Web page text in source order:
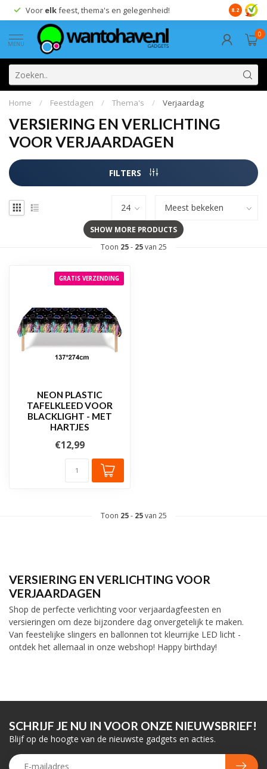
Voor elkfeest, thema's en gelegenheid! 8.2
MENU
0
Home / Feestdagen / Thema's / Verjaardag
VERSIERING EN VERLICHTING
VOOR VERJAARDAGEN
FILTERS
SHOW MORE PRODUCTS
Toon 25- 25van 25
GRATIS VERZENDING
NEON PLASTIC
TAFELKLEED VOOR
BLACKLIGHT - MET
HARTJES
€12,99
Toon 25- 25van 25
VERSIERING EN VERLICHTING VOOR
VERJAARDAGEN
Shop de perfecte verlichting voor verjaardagfeesten en
versieringen om deze bijzondere dag onvergetelijk te maken.
Van feestelijke slingers en ballonnen tot kleurrijke LED licht -
ontdek het allemaal in onze webshop! Happy birthday!
SCHRIJF JE NU IN VOOR ONZE NIEUWSBRIEF!
Blijf op de hoogte van de nieuwste gadgets en acties.